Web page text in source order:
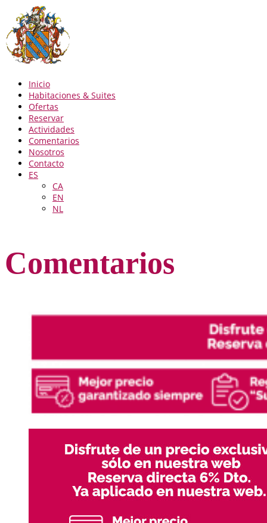
Inicio
Habitaciones & Suites
Ofertas
Reservar
Actividades
Comentarios
Nosotros
Contacto
ES
CA
EN
NL
Comentarios